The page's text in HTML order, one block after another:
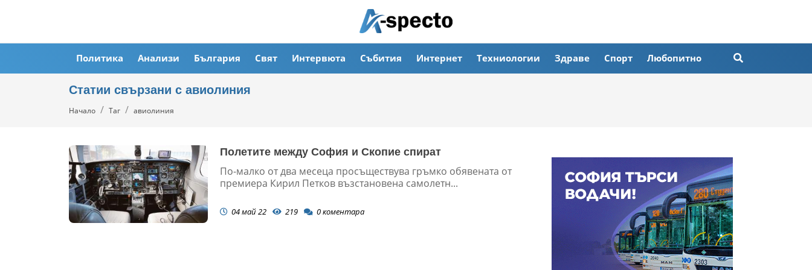
Политика Анализи България Свят Интервюта Събития Интернет Техниологии Здраве Спорт Любопитно
Статии свързани с авиолиния
Начало Таг авиолиния
Полетите между София и Скопие спират
По-малко от два месеца просъществува гръмко обявената от
премиера Кирил Петков възстановена самолетн...
04 май 22 219 0коментара